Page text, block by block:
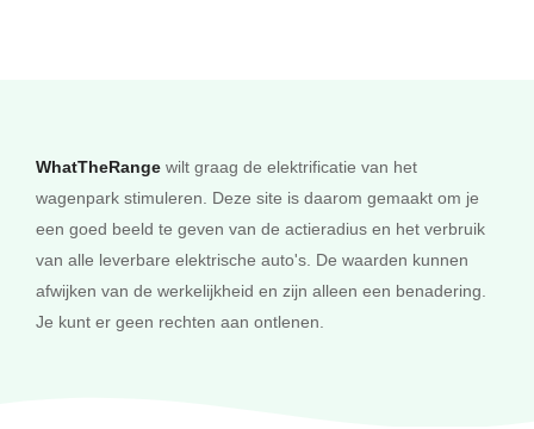
WhatTheRange wilt graag de elektrificatie van het
wagenpark stimuleren. Deze site is daarom gemaakt om je
een goed beeld te geven van de actieradius en het verbruik
van alle leverbare elektrische auto's. De waarden kunnen
afwijken van de werkelijkheid en zijn alleen een benadering.
Je kunt er geen rechten aan ontlenen.